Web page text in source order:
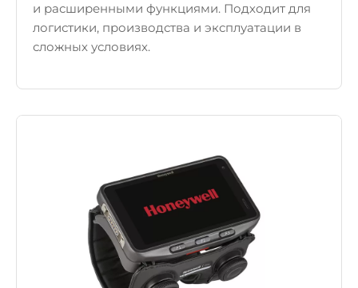
и расширенными функциями. Подходит для
логистики, производства и эксплуатации в
сложных условиях.